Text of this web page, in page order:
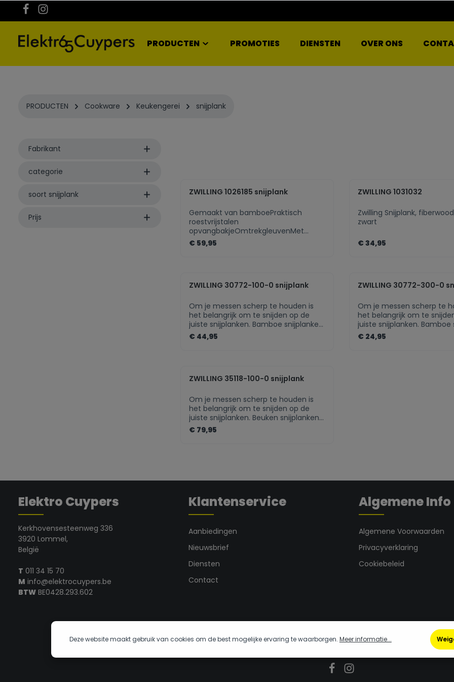
PRODUCTEN PROMOTIES DIENSTEN OVER ONS
PRODUCTEN Cookware Keukengerei snijplank
Fabrikant
categorie
soort snijplank
Prijs
ZWILLING 1026185 snijplank
Gemaakt van bamboePraktisch
roestvrijstalen
opvangbakjeOmtrekgleuvenMet
antislip rubberen voetjes
€ 59,95
ZWILLING 1031032
Zwilling Snijplank,
zwart
€ 34,95
ZWILLING 30772-100-0 snijplank
Om je messen scherp te houden is
het belangrijk om te snijden op de
juiste snijplanken. Bamboe snijplanken
brengen geen schade toe aan het
lemmet van uw messen. Deze
Beperkte levenslange garantie op
cmHoogte 3 cmGewicht 2,051
kgLengte 36 cm
€ 44,95
ZWILLING 30772-300-0
Om je messen scherp te
het belangrijk om te
juiste snijplanken. Bamboe
brengen geen schade toe
lemmet van uw messen.
€ 24,95
ZWILLING 35118-100-0 snijplank
Om je messen scherp te houden is
het belangrijk om te snijden op de
juiste snijplanken. Beuken snijplanken
brengen geen schade toe aan het
lemmet van uw messen. Deze extra
Beperkte levenslange garantie op
cmHoogte 3,5 cmLengte 60 cm
€ 79,95
Elektro Cuypers
Kerkhovensesteenweg 336
3920 Lommel,
België
T 011 34 15 70
M info@elektrocuypers.be
BTW BE0428.293.602
Klantenservice
Aanbiedingen
Nieuwsbrief
Diensten
Contact
Algemene Info
Algemene Voorwaarden
Privacyverklaring
Cookiebeleid
Deze website maakt gebruik van cookies om de best mogelijke ervaring te waarborgen. Meer informatie...